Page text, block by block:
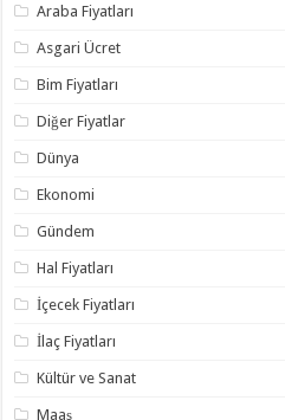
Araba Fiyatları
Asgari Ücret
Bim Fiyatları
Diğer Fiyatlar
Dünya
Ekonomi
Gündem
Hal Fiyatları
İçecek Fiyatları
İlaç Fiyatları
Kültür ve Sanat
Maaş